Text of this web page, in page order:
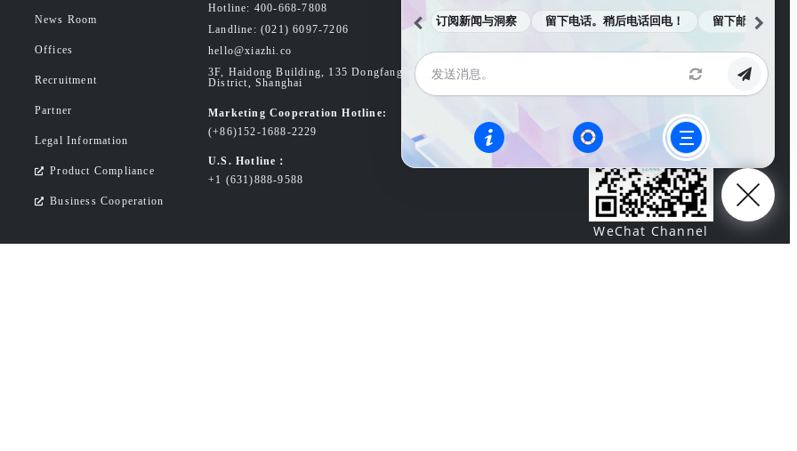
News Room
Offices
Recruitment
Partner
Legal Information
Product Compliance
Business Cooperation
Hotline: 400-668-7808
Landline: (021) 6097-7206
hello@xiazhi.co
3F, Haidong Building, 135 Dongfang Road, Pudong New
District, Shanghai
Marketing Cooperation Hotline:
(+86)152-1688-2229
U.S. Hotline：
+1 (631)888-9588
WeChat Account
WeChat Channel
订阅新闻与洞察 留下电话。稍后电话回电！ 留下邮箱。邮件